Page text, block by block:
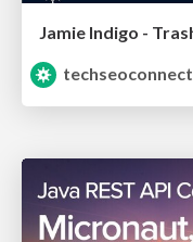
techseoconnect